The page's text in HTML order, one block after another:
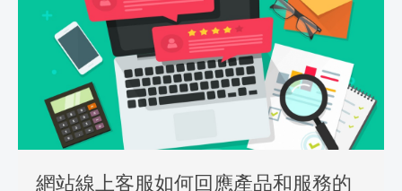
網站線上客服如何回應產品和服務的